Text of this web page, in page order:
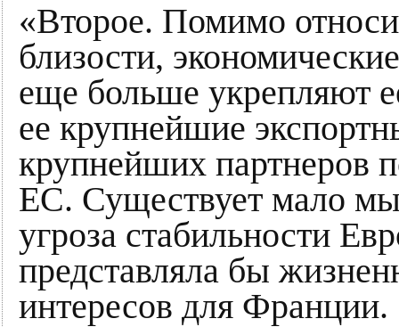
«Второе. Помимо
близости,
еще больше укрепляют
ее крупнейшие
крупнейших партнеров
ЕС. Существует мало
угроза стабильности
представляла бы
интересов для Франции.